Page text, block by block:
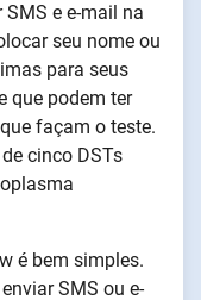
e e-mail na
seu nome ou
para seus
que podem ter
façam o teste.
cinco DSTs
é bem simples.
SMS ou e-